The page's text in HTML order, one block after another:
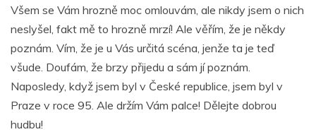
Všem se Vám hrozně moc omlouvám, ale nikdy jsem o nich
neslyšel, fakt mě to hrozně mrzí! Ale věřím, že je někdy
poznám. Vím, že je u Vás určitá scéna, jenže ta je teď
všude. Doufám, že brzy přijedu a sám jí poznám.
Naposledy, když jsem byl v České republice, jsem byl v
Praze v roce 95. Ale držím Vám palce! Dělejte dobrou
hudbu!